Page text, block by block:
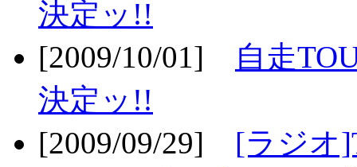
決定ッ!!
[2009/10/01]
自走
決定ッ!!
[2009/09/29] [ラジオ